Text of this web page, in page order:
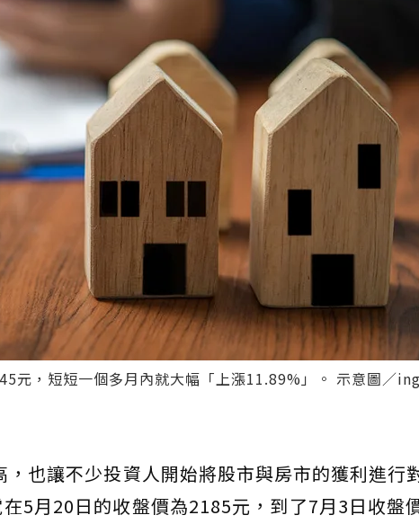
元，短短一個多月內就大幅「上漲11.89%」。 示意圖／
，也讓不少投資人開始將股市與房市的獲利進行
5月20日的收盤價為2185元，到了7月3日收盤